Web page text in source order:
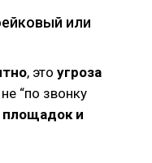
или
, это угроза
“по звонку
площадок и